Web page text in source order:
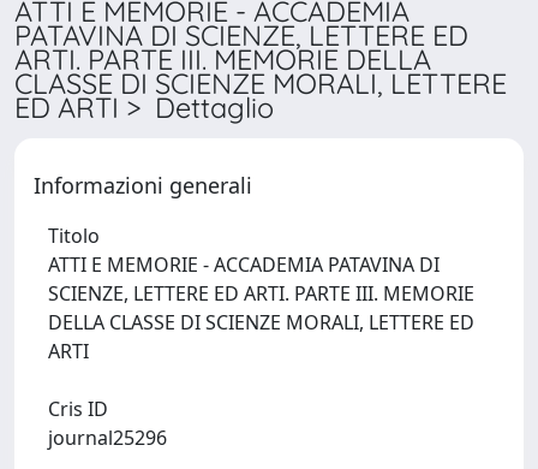
ATTI E MEMORIE - ACCADEMIA
PATAVINA DI SCIENZE, LETTERE ED
ARTI. PARTE III. MEMORIE DELLA
CLASSE DI SCIENZE MORALI, LETTERE
ED ARTI > Dettaglio
Informazioni generali
Titolo
ATTI E MEMORIE - ACCADEMIA PATAVINA DI
SCIENZE, LETTERE ED ARTI. PARTE III. MEMORIE
DELLA CLASSE DI SCIENZE MORALI, LETTERE ED
Cris ID